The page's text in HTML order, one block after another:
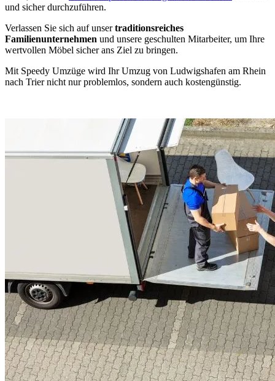
und sicher durchzuführen.
Verlassen Sie sich auf unsertraditionsreiches
Familienunternehmen und unsere geschulten Mitarbeiter, um Ihre
wertvollen Möbel sicher ans Ziel zu bringen.
Mit Speedy Umzüge wird Ihr Umzug von Ludwigshafen am Rhein
nach Trier nicht nur problemlos, sondern auch kostengünstig.